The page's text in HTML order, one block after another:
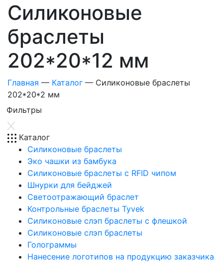
Силиконовые
браслеты
202*20*12 мм
Главная — Каталог — Силиконовые браслеты
202*20*2 мм
Фильтры
Каталог
Силиконовые браслеты
Эко чашки из бамбука
Силиконовые браслеты с RFID чипом
Шнурки для бейджей
Светоотражающий браслет
Контрольные браслеты Tyvek
Силиконовые слэп браслеты с флешкой
Силиконовые слэп браслеты
Голограммы
Нанесение логотипов на продукцию заказчика